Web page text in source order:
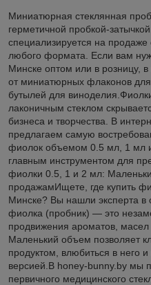
Миниатюрная стеклянная
герметичной пробкой-
специализируется на
любого формата. Если вам
Минске оптом или в розницу,
от миниатюрных флаконов
бутылей для
лаконичным стеклом
бизнеса и творчества. В
предлагаем самую
фиолок объемом 0.5 мл, 1 мл
главным инструментом для
фиолки 0.5, 1 и 2 мл:
продажамИщете, где купить
Минске? Вы нашли эксперта в
фиолка (пробник) — это
продвижения ароматов, масел
Маленький объем позволяет
продуктом, влюбиться в него
версией.В honey-bunny.by мы
первичного медицинского